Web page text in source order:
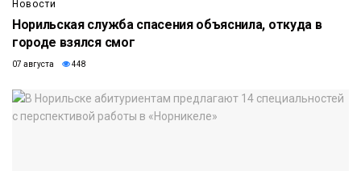
Новости
Норильская служба спасения объяснила, откуда в
городе взялся смог
07 августа 448